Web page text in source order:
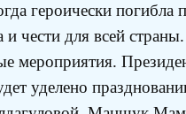
героически
чести для всей
мероприятия.
уделено